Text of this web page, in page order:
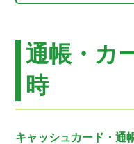
通帳・カ
時
キャッシュカード・通